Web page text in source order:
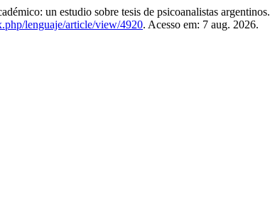
un estudio sobre tesis de psicoanalistas argentinos.
lenguaje/article/view/4920. Acesso em: 7 aug. 2026.